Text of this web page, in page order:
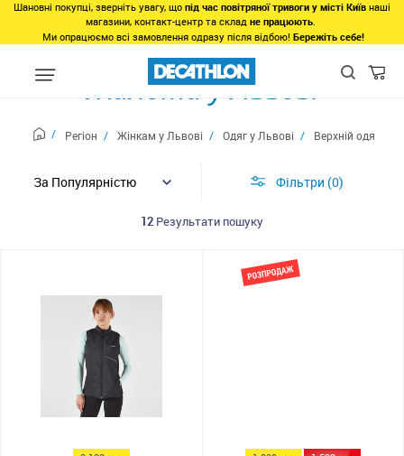
Шановні покупці, зверніть увагу, що під час повітряної тривоги у місті Київ наші
магазини, контакт-центр та склад не працюють.
Ми опрацюємо всі замовлення одразу після відбою! Бережіть себе!
Жилети у Львові
Регіон Жінкам у Львові Одяг у Львові Верхній одяг у
Фільтри 0
12 Результати пошуку